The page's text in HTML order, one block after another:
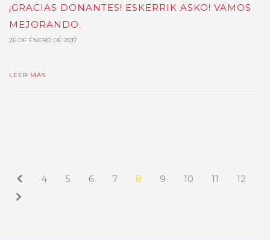
¡GRACIAS DONANTES! ESKERRIK ASKO! VAMOS
MEJORANDO.
26 DE ENERO DE 2017
LEER MÁS
4 5 6 7 8 9 10 11 12